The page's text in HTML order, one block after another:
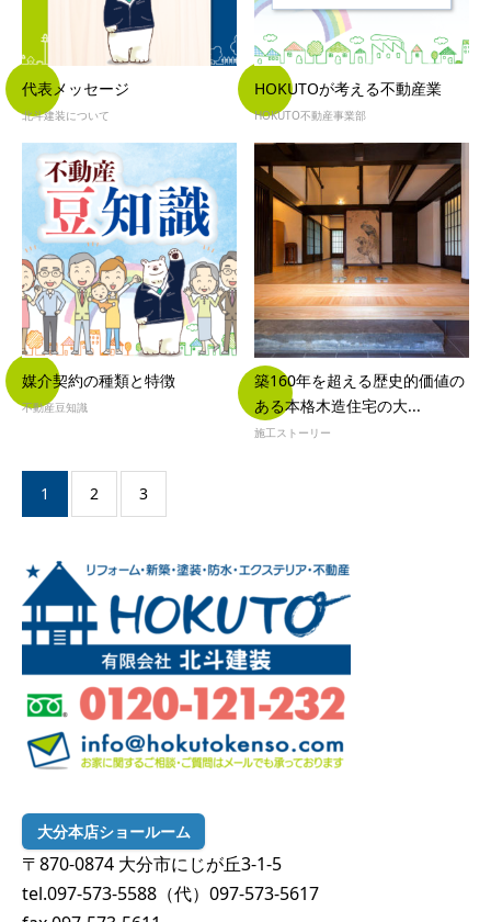
代表メッセージ
北斗建装について
HOKUTOが考える不動産業
HOKUTO不動産事業部
媒介契約の種類と特徴
不動産豆知識
築160年を超える歴史的価値の
ある本格木造住宅の大...
施工ストーリー
1 2 3
大分本店ショールーム
〒870-0874 大分市にじが丘3-1-5
tel.097-573-5588（代）097-573-5617